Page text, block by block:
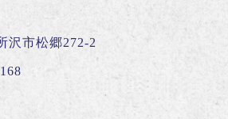
沢市松郷272-2